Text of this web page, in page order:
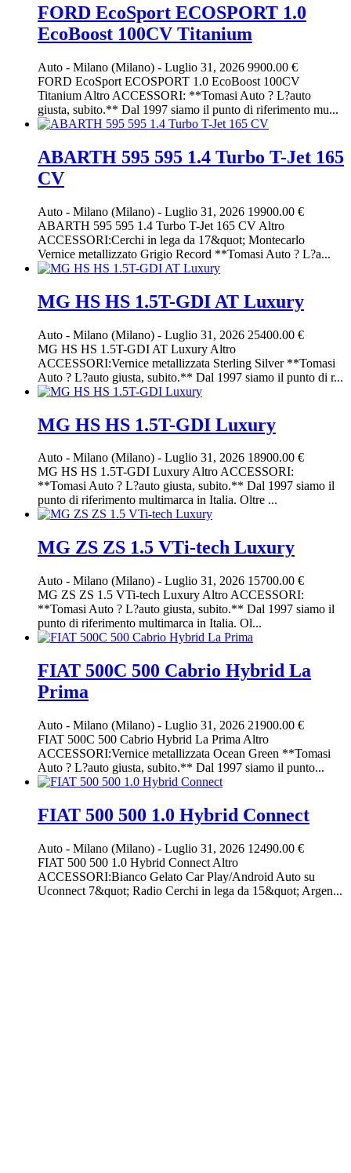
FORD EcoSport ECOSPORT 1.0
EcoBoost 100CV Titanium
Auto - Milano (Milano) - Luglio 31, 2026 9900.00 €
FORD EcoSport ECOSPORT 1.0 EcoBoost 100CV
Titanium Altro ACCESSORI: **Tomasi Auto ? L?auto
giusta, subito.** Dal 1997 siamo il punto di riferimento mu...
ABARTH 595 595 1.4 Turbo T-Jet 165
CV
Auto - Milano (Milano) - Luglio 31, 2026 19900.00 €
ABARTH 595 595 1.4 Turbo T-Jet 165 CV Altro
ACCESSORI:Cerchi in lega da 17&quot; Montecarlo
Vernice metallizzato Grigio Record **Tomasi Auto ? L?a...
MG HS HS 1.5T-GDI AT Luxury
Auto - Milano (Milano) - Luglio 31, 2026 25400.00 €
MG HS HS 1.5T-GDI AT Luxury Altro
ACCESSORI:Vernice metallizzata Sterling Silver **Tomasi
Auto ? L?auto giusta, subito.** Dal 1997 siamo il punto di r...
MG HS HS 1.5T-GDI Luxury
Auto - Milano (Milano) - Luglio 31, 2026 18900.00 €
MG HS HS 1.5T-GDI Luxury Altro ACCESSORI:
**Tomasi Auto ? L?auto giusta, subito.** Dal 1997 siamo il
punto di riferimento multimarca in Italia. Oltre ...
MG ZS ZS 1.5 VTi-tech Luxury
Auto - Milano (Milano) - Luglio 31, 2026 15700.00 €
MG ZS ZS 1.5 VTi-tech Luxury Altro ACCESSORI:
**Tomasi Auto ? L?auto giusta, subito.** Dal 1997 siamo il
punto di riferimento multimarca in Italia. Ol...
FIAT 500C 500 Cabrio Hybrid La
Prima
Auto - Milano (Milano) - Luglio 31, 2026 21900.00 €
FIAT 500C 500 Cabrio Hybrid La Prima Altro
ACCESSORI:Vernice metallizzata Ocean Green **Tomasi
Auto ? L?auto giusta, subito.** Dal 1997 siamo il punto...
FIAT 500 500 1.0 Hybrid Connect
Auto - Milano (Milano) - Luglio 31, 2026 12490.00 €
FIAT 500 500 1.0 Hybrid Connect Altro
ACCESSORI:Bianco Gelato Car Play/Android Auto su
Uconnect 7&quot; Radio Cerchi in lega da 15&quot; Argen...